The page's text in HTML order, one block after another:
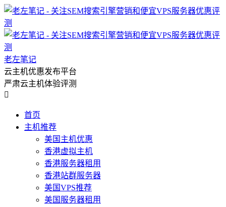
老左笔记
云主机优惠发布平台
严肃云主机体验评测

首页
主机推荐
美国主机优惠
香港虚拟主机
香港服务器租用
香港站群服务器
美国VPS推荐
美国服务器租用